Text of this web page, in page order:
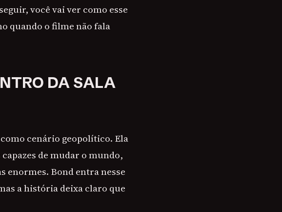
você vai ver como esse
quando o filme não fala
DA SALA
cenário geopolítico. Ela
de mudar o mundo,
enormes. Bond entra nesse
a história deixa claro que